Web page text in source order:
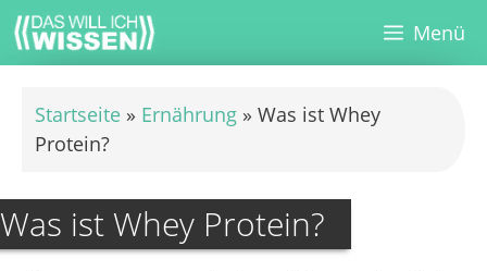
Zum
Inhalt
springen
Menü
Startseite » Ernährung » Was ist Whey
Protein?
Was ist Whey Protein?